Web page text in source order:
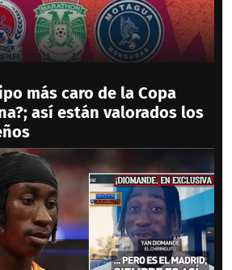
más caro de la Copa
así están valorados los